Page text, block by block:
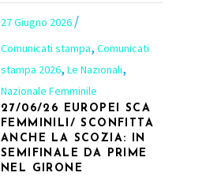
27 Giugno 2026
Comunicati stampa, Comunicati
stampa 2026, Le Nazionali,
Nazionale Femminile
27/06/26 EUROPEI SCA
FEMMINILI/ SCONFITTA
ANCHE LA SCOZIA: IN
SEMIFINALE DA PRIME
NEL GIRONE